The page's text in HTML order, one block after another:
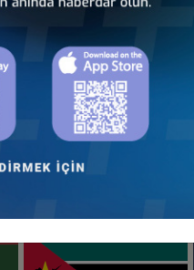
İş Konseyi
Türkiye - Madagaskar